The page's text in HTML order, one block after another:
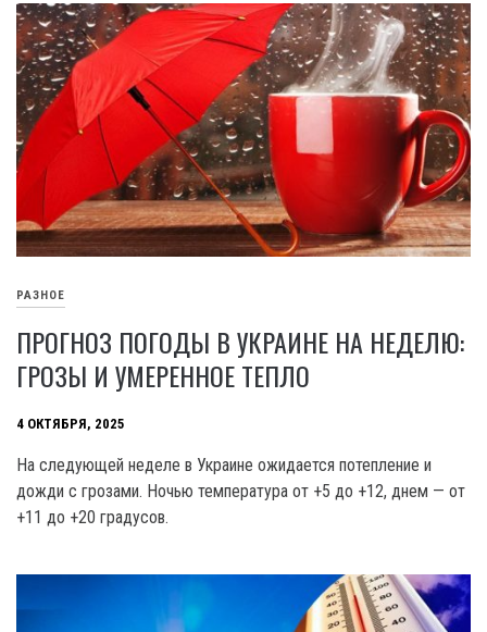
РАЗНОЕ
ПРОГНОЗ ПОГОДЫ В УКРАИНЕ НА НЕДЕЛЮ:
ГРОЗЫ И УМЕРЕННОЕ ТЕПЛО
4 ОКТЯБРЯ, 2025
На следующей неделе в Украине ожидается потепление и
дожди с грозами. Ночью температура от +5 до +12, днем — от
+11 до +20 градусов.